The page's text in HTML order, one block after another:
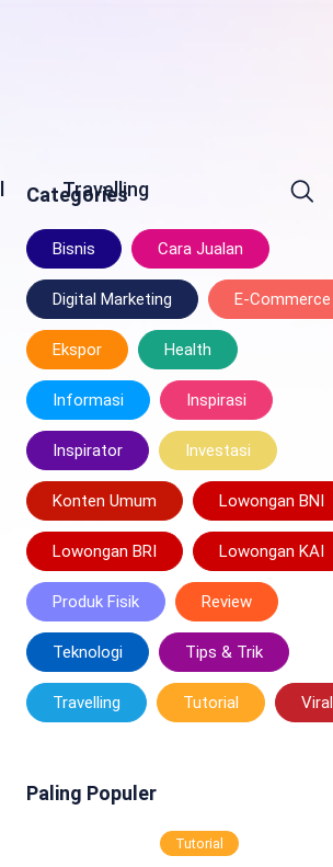
Travelling
Categories
Bisnis Cara Jualan
Digital Marketing E-Commerce
Ekspor Health
Informasi Inspirasi
Inspirator Investasi
Konten Umum Lowongan BNI
Lowongan BRI Lowongan KAI
Produk Fisik Review
Teknologi Tips & Trik
Travelling Tutorial Viral
Paling Populer
Tutorial